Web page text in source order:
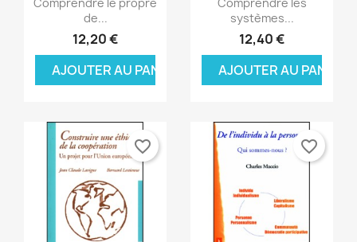
de...
12,20 €
AJOUTER AU PANIER
systèmes...
12,40 €
AJOUTER AU PANIER
favorite_border favorite_border